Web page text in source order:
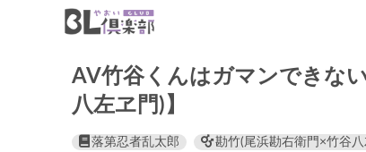
AV竹谷くんはガマンできな
八左ヱ門)】
落第忍者乱太郎 勘竹(尾浜勘右衛門×竹谷八